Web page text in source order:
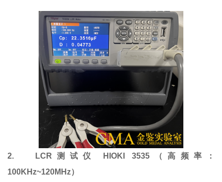
2.
LCR测试仪 HIOKI 3535（高频率：
100KHz~120MHz）